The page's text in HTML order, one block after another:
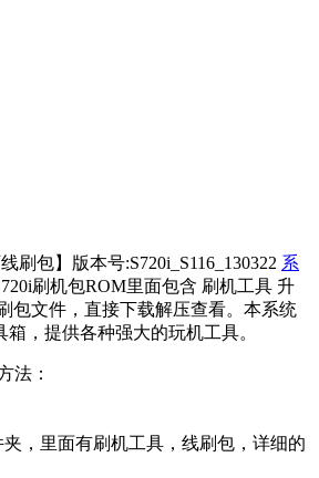
刷包】版本号:S720i_S116_130322 系
刷机包ROM里面包含 刷机工具 升
包文件，直接下载解压查看。本系统
，提供各种强大的玩机工具。
法：
，里面有刷机工具，线刷包，详细的